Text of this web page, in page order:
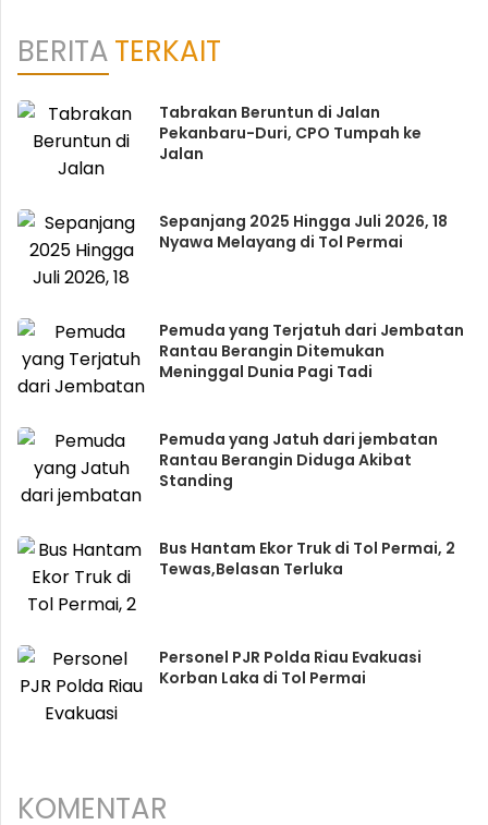
BERITATERKAIT
Tabrakan Beruntun di Jalan
Pekanbaru-Duri, CPO Tumpah ke
Jalan
Sepanjang 2025 Hingga Juli 2026, 18
Nyawa Melayang di Tol Permai
Pemuda yang Terjatuh dari Jembatan
Rantau Berangin Ditemukan
Meninggal Dunia Pagi Tadi
Pemuda yang Jatuh dari jembatan
Rantau Berangin Diduga Akibat
Standing
Bus Hantam Ekor Truk di Tol Permai, 2
Tewas,Belasan Terluka
Personel PJR Polda Riau Evakuasi
Korban Laka di Tol Permai
KOMENTAR